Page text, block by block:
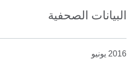
البيانات الصحفية
2016 يونيو